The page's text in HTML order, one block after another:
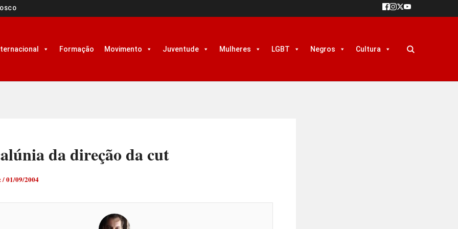
Formação Movimento Juventude Mulheres LGBT Negros Cultura
da direção da cut
/01/09/2004